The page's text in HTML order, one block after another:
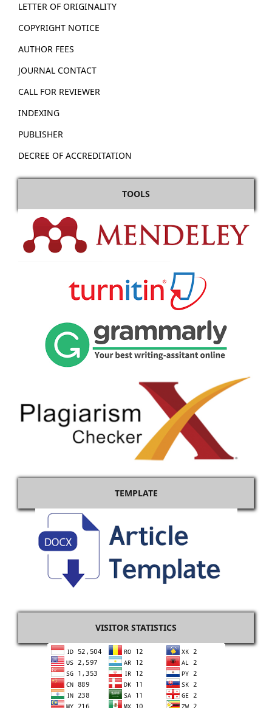
LETTER OF ORIGINALITY
COPYRIGHT NOTICE
AUTHOR FEES
JOURNAL CONTACT
CALL FOR REVIEWER
INDEXING
PUBLISHER
DECREE OF ACCREDITATION
TOOLS
TEMPLATE
VISITOR STATISTICS